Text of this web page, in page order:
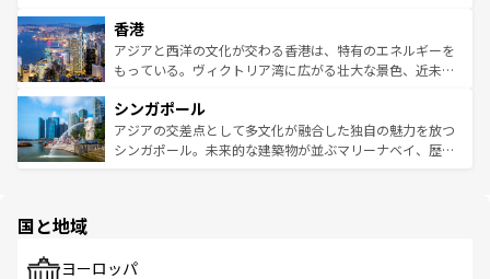
とつ。フォーやバインミー、ベトナムコーヒーなどは、ぜ
ひ現地で味わいたい。どの地域を訪れてもあたたかい人々
が旅行者を迎えてくれるので、きっと忘れられない旅にな
参照してほしい。
の活気が交差している。北部ではチェンマイなどの山岳地
帯で自然と触れ合い、南部ではプーケットやクラビの美し
いビーチでリゾート気分を楽しむことができる。タイ料理
激する。気候は一年中温暖で、どの季節にも異なる楽しみ
が待っている。親しみやすいタイの人々、仏教を中心とし
た文化、そして多様な観光資源が、訪れる旅人を魅了し続
香港
アジアと西洋の文化が交わる香港は、特有のエネルギーを
もっている。ヴィクトリア湾に広がる壮大な景色、近未来
み、どこを訪れても感動するはず。観光スポットが密集し
ており、効率よく見どころを回れるのも魅力。息をのむよ
うな絶景から文化的な体験まで、香港を存分に楽しみ尽く
シンガポール
アジアの交差点として多文化が融合した独自の魅力を放つ
シンガポール。未来的な建築物が並ぶマリーナベイ、歴史
で、ホーカーズは地元の風情を楽しめる外せないスポット
国と地域
ヨーロッパ